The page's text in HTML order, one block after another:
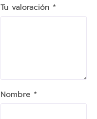
Tu valoración *
Nombre *